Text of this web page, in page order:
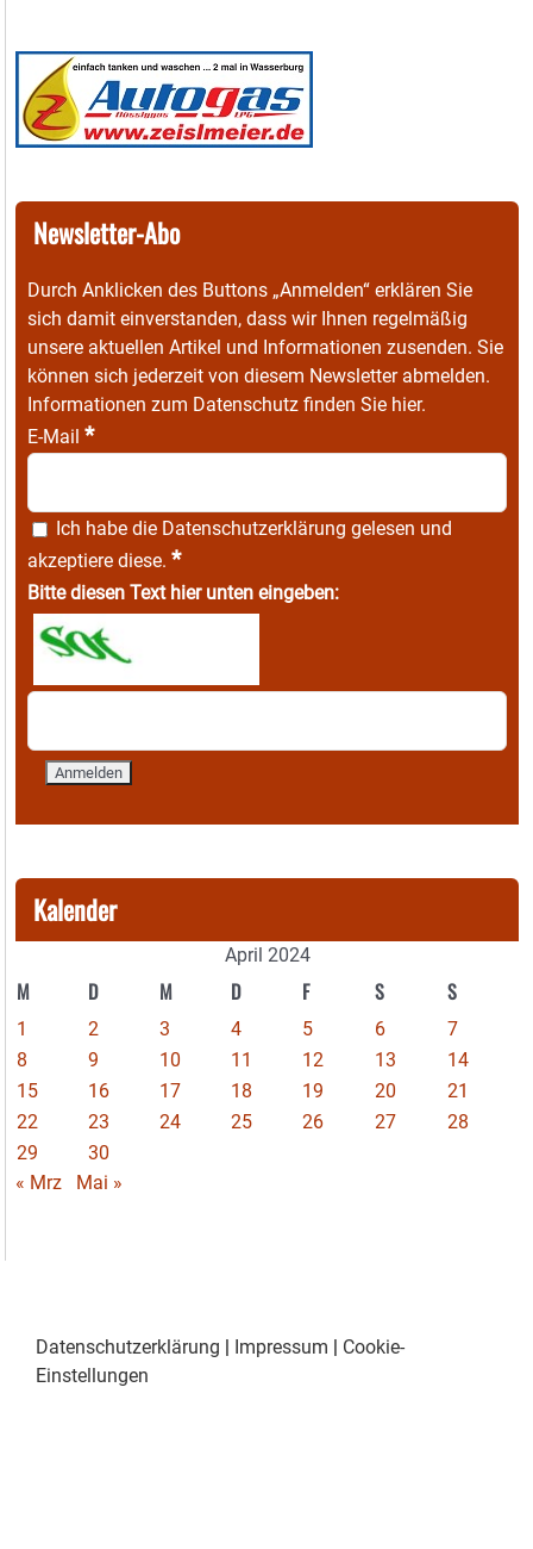
Newsletter-Abo
Durch Anklicken des Buttons „Anmelden“ erklären Sie
sich damit einverstanden, dass wir Ihnen regelmäßig
unsere aktuellen Artikel und Informationen zusenden. Sie
können sich jederzeit von diesem Newsletter abmelden.
Informationen zum Datenschutz finden Sie hier.
E-Mail *
Ich habe die Datenschutzerklärung gelesen und
akzeptiere diese. *
Bitte diesen Text hier unten eingeben:
Kalender
April 2024
M D M D F S S
1 2 3 4 5 6
7
8
9 10 11 12 13
14
15
16 17 18 19 20
21
22
23 24 25 26 27
28
29
30
« Mrz
Mai »
Datenschutzerklärung | Impressum | Cookie-
Einstellungen